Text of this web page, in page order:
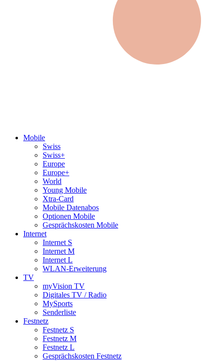
Mobile
Swiss
Swiss+
Europe
Europe+
World
Young Mobile
Xtra-Card
Mobile Datenabos
Optionen Mobile
Gesprächskosten Mobile
Internet
Internet S
Internet M
Internet L
WLAN-Erweiterung
TV
myVision TV
Digitales TV / Radio
MySports
Senderliste
Festnetz
Festnetz S
Festnetz M
Festnetz L
Gesprächskosten Festnetz